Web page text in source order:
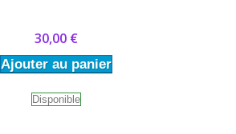
30,00 €
Ajouter au panier
Disponible